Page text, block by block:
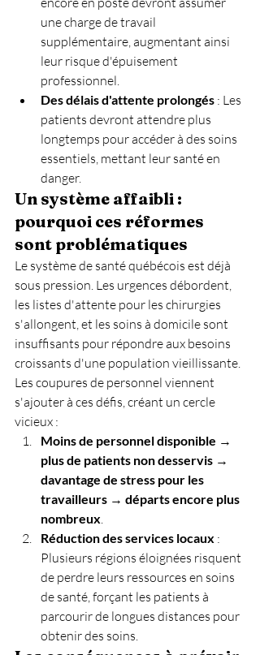
une charge de travail
supplémentaire, augmentant ainsi
leur risque d'épuisement
professionnel.
Des délais d'attente prolongés : Les
patients devront attendre plus
longtemps pour accéder à des soins
essentiels, mettant leur santé en
danger.
Un système affaibli :
pourquoi ces réformes
sont problématiques
Le système de santé québécois est déjà
sous pression. Les urgences débordent,
les listes d'attente pour les chirurgies
s'allongent, et les soins à domicile sont
insuffisants pour répondre aux besoins
croissants d'une population vieillissante.
Les coupures de personnel viennent
s'ajouter à ces défis, créant un cercle
vicieux :
Moins de personnel disponible →
plus de patients non desservis →
davantage de stress pour les
travailleurs → départs encore plus
nombreux.
Réduction des services locaux :
Plusieurs régions éloignées risquent
de perdre leurs ressources en soins
de santé, forçant les patients à
parcourir de longues distances pour
obtenir des soins.